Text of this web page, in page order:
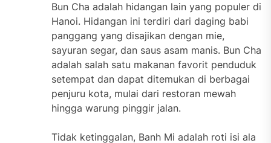
Bun Cha adalah hidangan lain yang populer di
Hanoi. Hidangan ini terdiri dari daging babi
panggang yang disajikan dengan mie,
sayuran segar, dan saus asam manis. Bun Cha
adalah salah satu makanan favorit penduduk
setempat dan dapat ditemukan di berbagai
penjuru kota, mulai dari restoran mewah
hingga warung pinggir jalan.
Tidak ketinggalan, Banh Mi adalah roti isi ala